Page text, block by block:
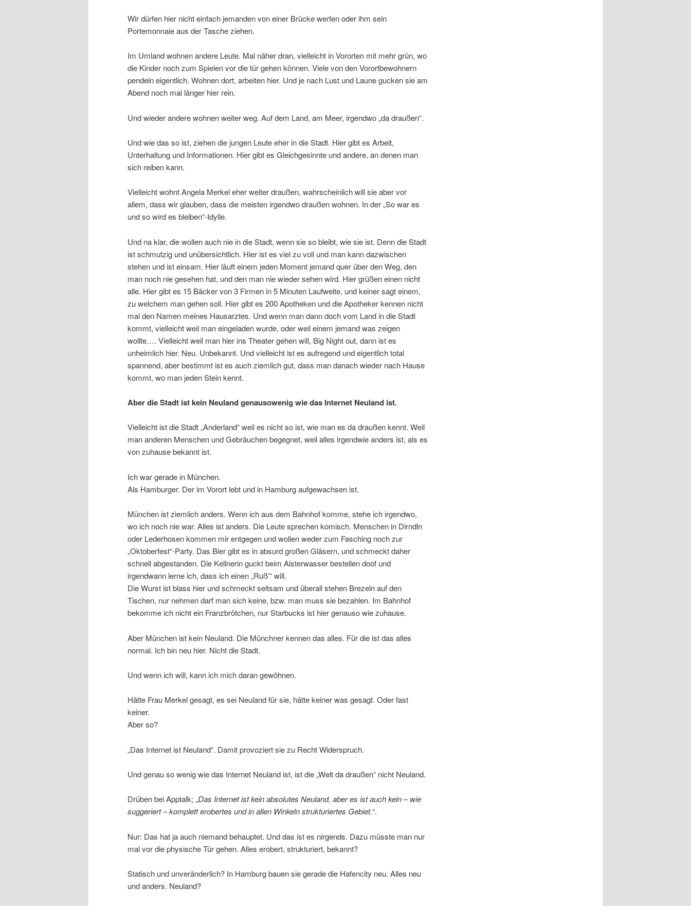
Wir dürfen hier nicht einfach jemanden von einer Brücke werfen oder ihm sein
Portemonnaie aus der Tasche ziehen.
Im Umland wohnen andere Leute. Mal näher dran, vielleicht in Vororten mit mehr grün, wo
die Kinder noch zum Spielen vor die tür gehen können. Viele von den Vorortbewohnern
pendeln eigentlich. Wohnen dort, arbeiten hier. Und je nach Lust und Laune gucken sie am
Abend noch mal länger hier rein.
Und wieder andere wohnen weiter weg. Auf dem Land, am Meer, irgendwo „da draußen“.
Und wie das so ist, ziehen die jungen Leute eher in die Stadt. Hier gibt es Arbeit,
Unterhaltung und Informationen. Hier gibt es Gleichgesinnte und andere, an denen man
sich reiben kann.
Vielleicht wohnt Angela Merkel eher weiter draußen, wahrscheinlich will sie aber vor
allem, dass wir glauben, dass die meisten irgendwo draußen wohnen. In der „So war es
und so wird es bleiben“-Idylle.
Und na klar, die wollen auch nie in die Stadt, wenn sie so bleibt, wie sie ist. Denn die Stadt
ist schmutzig und unübersichtlich. Hier ist es viel zu voll und man kann dazwischen
stehen und ist einsam. Hier läuft einem jeden Moment jemand quer über den Weg, den
man noch nie gesehen hat, und den man nie wieder sehen wird. Hier grüßen einen nicht
alle. Hier gibt es 15 Bäcker von 3 Firmen in 5 Minuten Laufweite, und keiner sagt einem,
zu welchem man gehen soll. Hier gibt es 200 Apotheken und die Apotheker kennen nicht
mal den Namen meines Hausarztes. Und wenn man dann doch vom Land in die Stadt
kommt, vielleicht weil man eingeladen wurde, oder weil einem jemand was zeigen
wollte…. Vielleicht weil man hier ins Theater gehen will, Big Night out, dann ist es
unheimlich hier. Neu. Unbekannt. Und vielleicht ist es aufregend und eigentlich total
spannend, aber bestimmt ist es auch ziemlich gut, dass man danach wieder nach Hause
kommt, wo man jeden Stein kennt.
Aber die Stadt ist kein Neuland genausowenig wie das Internet Neuland ist.
Vielleicht ist die Stadt „Anderland“ weil es nicht so ist, wie man es da draußen kennt. Weil
man anderen Menschen und Gebräuchen begegnet, weil alles irgendwie anders ist, als es
von zuhause bekannt ist.
Ich war gerade in München.
Als Hamburger. Der im Vorort lebt und in Hamburg aufgewachsen ist.
München ist ziemlich anders. Wenn ich aus dem Bahnhof komme, stehe ich irgendwo,
wo ich noch nie war. Alles ist anders. Die Leute sprechen komisch. Menschen in Dirndln
oder Lederhosen kommen mir entgegen und wollen weder zum Fasching noch zur
„Oktoberfest“-Party. Das Bier gibt es in absurd großen Gläsern, und schmeckt daher
schnell abgestanden. Die Kellnerin guckt beim Alsterwasser bestellen doof und
irgendwann lerne ich, dass ich einen „Ruß’“ will.
Die Wurst ist blass hier und schmeckt seltsam und überall stehen Brezeln auf den
Tischen, nur nehmen darf man sich keine, bzw. man muss sie bezahlen. Im Bahnhof
bekomme ich nicht ein Franzbrötchen, nur Starbucks ist hier genauso wie zuhause.
Aber München ist kein Neuland. Die Münchner kennen das alles. Für die ist das alles
normal. Ich bin neu hier. Nicht die Stadt.
Und wenn ich will, kann ich mich daran gewöhnen.
Hätte Frau Merkel gesagt, es sei Neuland für sie, hätte keiner was gesagt. Oder fast
keiner.
Aber so?
„Das Internet ist Neuland“. Damit provoziert sie zu Recht Widerspruch.
Und genau so wenig wie das Internet Neuland ist, ist die „Welt da draußen“ nicht Neuland.
Drüben bei Apptalk; „Das Internet ist kein absolutes Neuland, aber es ist auch kein – wie
suggeriert – komplett erobertes und in allen Winkeln strukturiertes Gebiet.“.
Nur: Das hat ja auch niemand behauptet. Und das ist es nirgends. Dazu müsste man nur
mal vor die physische Tür gehen. Alles erobert, strukturiert, bekannt?
Statisch und unveränderlich? In Hamburg bauen sie gerade die Hafencity neu. Alles neu
und anders. Neuland?